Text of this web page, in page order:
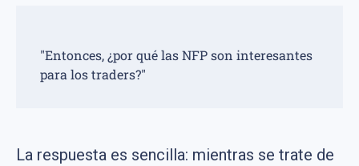
"Entonces, ¿por qué las NFP son interesantes
para los traders?"
La respuesta es sencilla: mientras se trate de